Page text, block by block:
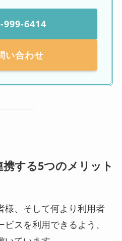
999-6414
い合わせ
する5つのメリット
様、そして何より利用者
スを利用できるよう、